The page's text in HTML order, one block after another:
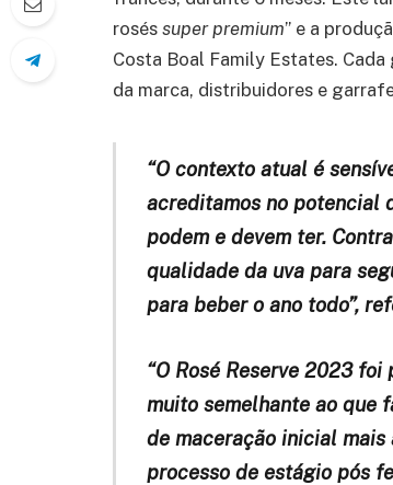
rosés super premium” e a
Costa Boal Family Estates.
da marca, distribuidores e
“O contexto atual é
acreditamos no potencial
podem e devem ter.
qualidade da uva para
para beber o ano todo”,
“O Rosé Reserve 2023
muito semelhante ao que
de maceração inicial mais
processo de estágio pós